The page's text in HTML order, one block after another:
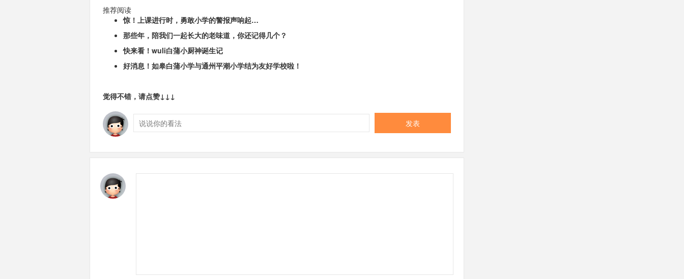
推荐阅读
惊！上课进行时，勇敢小学的警报声响起…
那些年，陪我们一起长大的老味道，你还记得几个？
快来看！wuli白蒲小厨神诞生记
好消息！如皋白蒲小学与通州平潮小学结为友好学校啦！
觉得不错，请点赞↓↓↓
发表